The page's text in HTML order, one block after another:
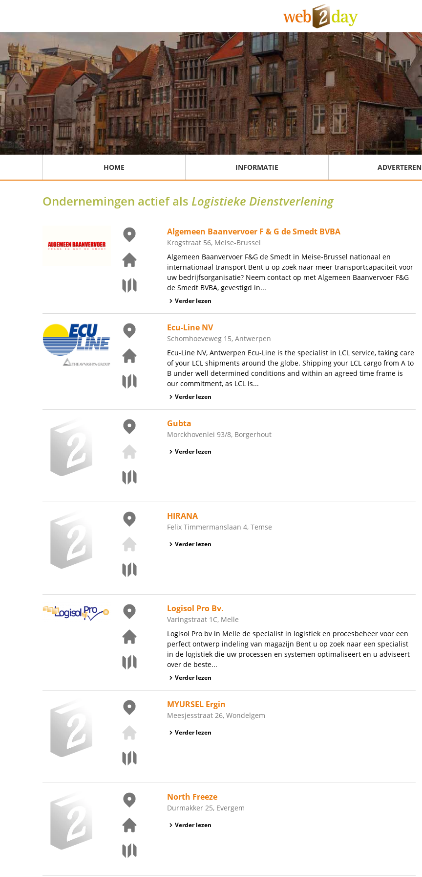
HOME INFORMATIE ADVERTEREN
Ondernemingen actief als Logistieke Dienstverlening
Algemeen Baanvervoer F & G de Smedt BVBA
Krogstraat 56, Meise-Brussel
Algemeen Baanvervoer F&G de Smedt in Meise-Brussel nationaal en
internationaal transport Bent u op zoek naar meer transportcapaciteit voor
uw bedrijfsorganisatie? Neem contact op met Algemeen Baanvervoer F&G
de Smedt BVBA, gevestigd in...
Verder lezen
Ecu-Line NV
Schomhoeveweg 15, Antwerpen
Ecu-Line NV, Antwerpen Ecu-Line is the specialist in LCL service, taking care
of your LCL shipments around the globe. Shipping your LCL cargo from A to
B under well determined conditions and within an agreed time frame is
our commitment, as LCL is...
Verder lezen
Gubta
Morckhovenlei 93/8, Borgerhout
Verder lezen
HIRANA
Felix Timmermanslaan 4, Temse
Verder lezen
Logisol Pro Bv.
Varingstraat 1C, Melle
Logisol Pro bv in Melle de specialist in logistiek en procesbeheer voor een
perfect ontwerp indeling van magazijn Bent u op zoek naar een specialist
in de logistiek die uw processen en systemen optimaliseert en u adviseert
over de beste...
Verder lezen
MYURSEL Ergin
Meesjesstraat 26, Wondelgem
Verder lezen
North Freeze
Durmakker 25, Evergem
Verder lezen